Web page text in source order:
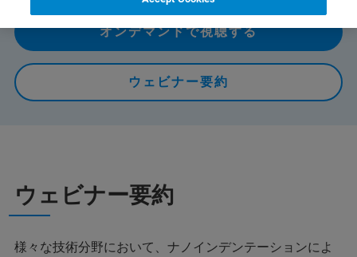
オンデマンドで視聴する
ウェビナー要約
ウェビナー要約
様々な技術分野において、ナノインデンテーションによ